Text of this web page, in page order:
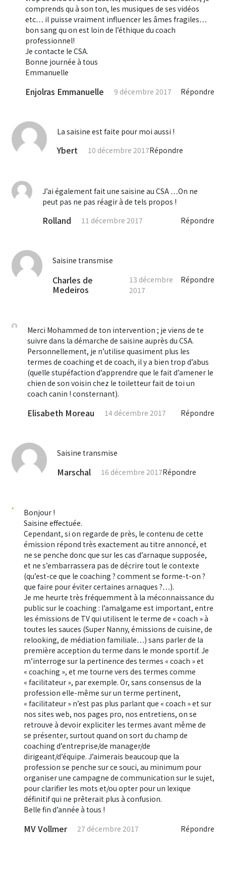
comprends qu à son ton, les musiques de ses vidéos
etc… il puisse vraiment influencer les âmes fragiles…
bon sang qu on est loin de l’éthique du coach
professionnel!
Je contacte le CSA.
Bonne journée à tous
Emmanuelle
Enjolras Emmanuelle 9 décembre 2017 Répondre
La saisine est faite pour moi aussi !
Ybert 10 décembre 2017Répondre
J’ai également fait une saisine au CSA …On ne
peut pas ne pas réagir à de tels propos !
Rolland 11 décembre 2017 Répondre
Saisine transmise
Charles de
Medeiros
13 décembre
2017
Répondre
Merci Mohammed de ton intervention ; je viens de te
suivre dans la démarche de saisine auprès du CSA.
Personnellement, je n’utilise quasiment plus les
termes de coaching et de coach, il y a bien trop d’abus
(quelle stupéfaction d’apprendre que le fait d’amener le
chien de son voisin chez le toiletteur fait de toi un
coach canin ! consternant).
Elisabeth Moreau 14 décembre 2017 Répondre
Saisine transmise
Marschal 16 décembre 2017Répondre
Bonjour !
Saisine effectuée.
Cependant, si on regarde de près, le contenu de cette
émission répond très exactement au titre annoncé, et
ne se penche donc que sur les cas d’arnaque supposée,
et ne s’embarrassera pas de décrire tout le contexte
(qu’est-ce que le coaching ? comment se forme-t-on ?
que faire pour éviter certaines arnaques ?…).
Je me heurte très fréquemment à la méconnaissance du
public sur le coaching : l’amalgame est important, entre
les émissions de TV qui utilisent le terme de « coach » à
toutes les sauces (Super Nanny, émissions de cuisine, de
relooking, de médiation familiale…) sans parler de la
première acception du terme dans le monde sportif. Je
m’interroge sur la pertinence des termes « coach » et
« coaching », et me tourne vers des termes comme
« facilitateur », par exemple. Or, sans consensus de la
profession elle-même sur un terme pertinent,
« facilitateur » n’est pas plus parlant que « coach » et sur
nos sites web, nos pages pro, nos entretiens, on se
retrouve à devoir expliciter les termes avant même de
se présenter, surtout quand on sort du champ de
coaching d’entreprise/de manager/de
dirigeant/d’équipe. J’aimerais beaucoup que la
profession se penche sur ce souci, au minimum pour
organiser une campagne de communication sur le sujet,
pour clarifier les mots et/ou opter pour un lexique
définitif qui ne prêterait plus à confusion.
Belle fin d’année à tous !
MV Vollmer 27 décembre 2017 Répondre